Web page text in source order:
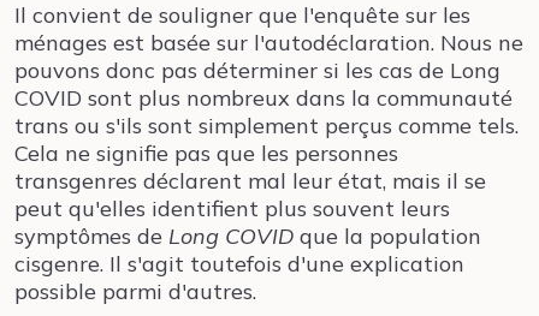
Il convient de souligner que l'enquête sur les
ménages est basée sur l'autodéclaration. Nous ne
pouvons donc pas déterminer si les cas de Long
COVID sont plus nombreux dans la communauté
trans ou s'ils sont simplement perçus comme tels.
Cela ne signifie pas que les personnes
transgenres déclarent mal leur état, mais il se
peut qu'elles identifient plus souvent leurs
symptômes de Long COVID que la population
cisgenre. Il s'agit toutefois d'une explication
possible parmi d'autres.